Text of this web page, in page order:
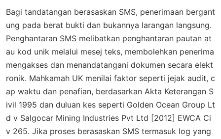
Bagi tandatangan berasaskan SMS, penerimaan bergant
ung pada berat bukti dan bukannya larangan langsung.
Penghantaran SMS melibatkan penghantaran pautan at
au kod unik melalui mesej teks, membolehkan penerima
mengakses dan menandatangani dokumen secara elekt
ronik. Mahkamah UK menilai faktor seperti jejak audit, c
ap waktu dan penafian, berdasarkan Akta Keterangan S
ivil 1995 dan duluan kes seperti Golden Ocean Group Lt
d v Salgocar Mining Industries Pvt Ltd [2012] EWCA Ci
v 265. Jika proses berasaskan SMS termasuk log yang